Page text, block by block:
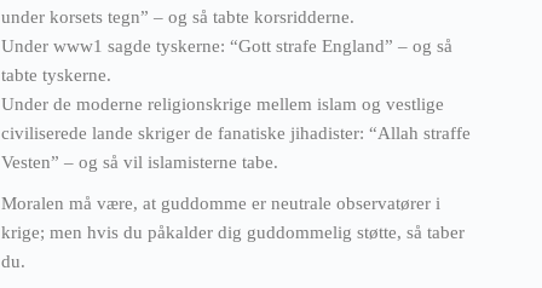
under korsets tegn” – og så tabte korsridderne.
Under www1 sagde tyskerne: “Gott strafe England” – og så
tabte tyskerne.
Under de moderne religionskrige mellem islam og vestlige
civiliserede lande skriger de fanatiske jihadister: “Allah straffe
Vesten” – og så vil islamisterne tabe.
Moralen må være, at guddomme er neutrale observatører i
krige; men hvis du påkalder dig guddommelig støtte, så taber
du.